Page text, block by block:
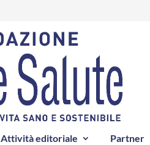
Attività editoriale Partner